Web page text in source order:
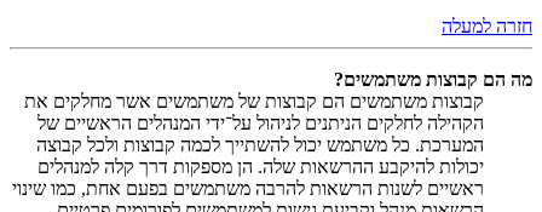
חזרה למעלה
מה הם קבוצות משתמשים?
קבוצות משתמשים הם קבוצות של משתמשים אשר מחלקים את
הקהילה לחלקים הניתנים לניהול על־ידי המנהלים הראשיים של
המערכת. כל משתמש יכול להשתייך לכמה קבוצות ולכל קבוצה
יכולות להיקבע ההרשאות שלה. הן מספקות דרך קלה למנהלים
ראשיים לשנות הרשאות להרבה משתמשים בפעם אחת, כמו שינוי